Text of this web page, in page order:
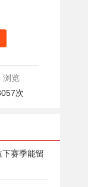
浏览
次
赛季能留